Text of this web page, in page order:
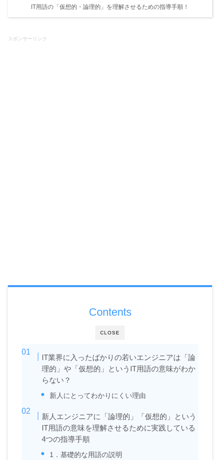
IT用語の「仮想的・論理的」を理解させるための指導手順！
スポンサーリンク
CLOSE
Contents
IT業界に入ったばかりの若いエンジニアは「論
理的」や「仮想的」というIT用語の意味がわか
らない？
新人にとってわかりにくい理由
新人エンジニアに「論理的」「仮想的」という
IT用語の意味を理解させるために実践している
4つの指導手順
1．基礎的な用語の説明